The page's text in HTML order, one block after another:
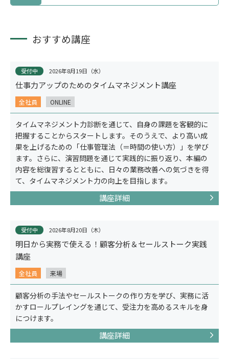
オーダーメイド研修
適性検査
おすすめ講座
受付中 2026年8月19日（水）
仕事力アップのためのタイムマネジメント講座
全社員 ONLINE
タイムマネジメント力診断を通じて、自身の課題を客観的に
把握することからスタートします。そのうえで、より高い成
果を上げるための「仕事管理法（＝時間の使い方）」を学び
ます。さらに、演習問題を通じて実践的に振り返り、本編の
内容を総復習するとともに、日々の業務改善への気づきを得
て、タイムマネジメント力の向上を目指します。
講座詳細
受付中 2026年8月20日（木）
明日から実務で使える！顧客分析＆セールストーク実践
講座
全社員 来場
顧客分析の手法やセールストークの作り方を学び、実務に活
かすロールプレイングを通じて、受注力を高めるスキルを身
につけます。
講座詳細